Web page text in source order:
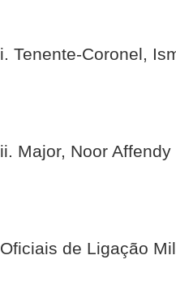
i. Tenente-Coronel,
ii. Major, Noor Affendy
Oficiais de Ligação